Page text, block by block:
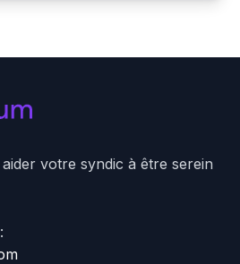
votre syndic à être serein